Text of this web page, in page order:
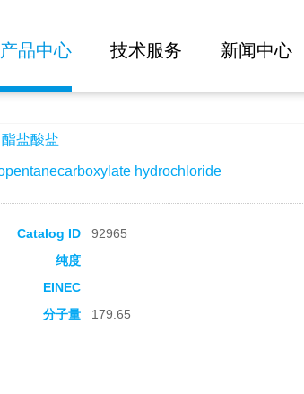
产品中心 技术服务 新闻中心
盐酸盐
hydrochloride
Catalog ID 92965
纯度
EINEC
分子量 179.65